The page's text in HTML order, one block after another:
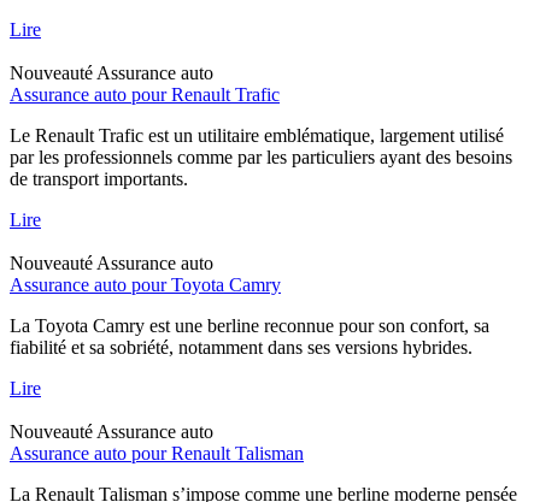
Lire
Nouveauté Assurance auto
Assurance auto pour Renault Trafic
Le Renault Trafic est un utilitaire emblématique, largement utilisé
par les professionnels comme par les particuliers ayant des besoins
de transport importants.
Lire
Nouveauté Assurance auto
Assurance auto pour Toyota Camry
La Toyota Camry est une berline reconnue pour son confort, sa
fiabilité et sa sobriété, notamment dans ses versions hybrides.
Lire
Nouveauté Assurance auto
Assurance auto pour Renault Talisman
La Renault Talisman s’impose comme une berline moderne pensée